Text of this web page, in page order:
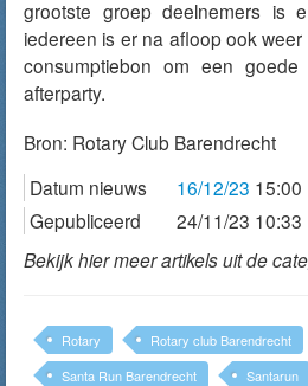
grootste groep deelnemers is
iedereen is er na afloop ook
consumptiebon om een
afterparty.
Bron: Rotary Club Barendrecht
Datum nieuws
16/12/23 15:00
Gepubliceerd
24/11/23 10:33
Bekijk hier meer artikels uit de
Rotary Rotary club Barendrecht
Santa Run Barendrecht
Santarun